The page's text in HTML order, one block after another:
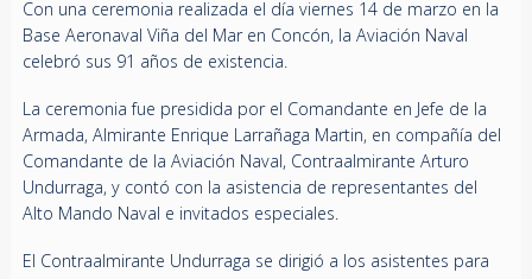
Con una ceremonia realizada el día viernes 14 de marzo en la
Base Aeronaval Viña del Mar en Concón, la Aviación Naval
celebró sus 91 años de existencia.
La ceremonia fue presidida por el Comandante en Jefe de la
Armada, Almirante Enrique Larrañaga Martin, en compañía del
Comandante de la Aviación Naval, Contraalmirante Arturo
Undurraga, y contó con la asistencia de representantes del
Alto Mando Naval e invitados especiales.
El Contraalmirante Undurraga se dirigió a los asistentes para